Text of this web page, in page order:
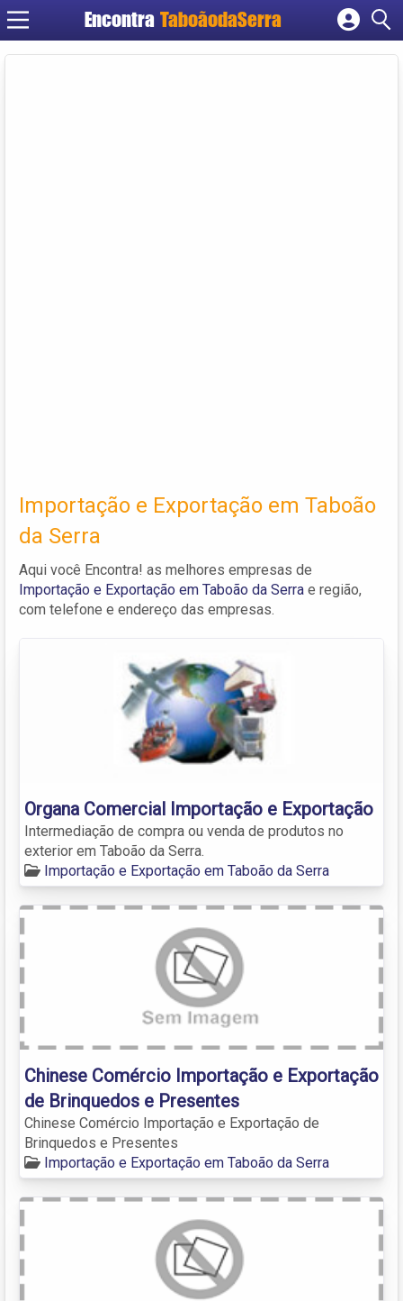
Encontra TaboãodaSerra
Cadastrar empresa
Importação e Exportação em Taboão
da Serra
Aqui você Encontra! as melhores empresas de
Importação e Exportação em Taboão da Serra e região,
com telefone e endereço das empresas.
Organa Comercial Importação e Exportação
Intermediação de compra ou venda de produtos no
exterior em Taboão da Serra.
Importação e Exportação em Taboão da Serra
Chinese Comércio Importação e Exportação
de Brinquedos e Presentes
Chinese Comércio Importação e Exportação de
Brinquedos e Presentes
Importação e Exportação em Taboão da Serra